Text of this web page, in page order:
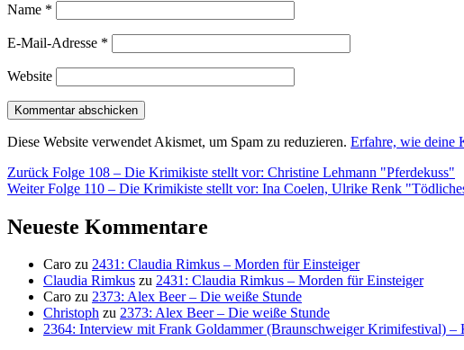
Name *
E-Mail-Adresse *
Website
Diese Website verwendet Akismet, um Spam zu reduzieren. Erfahre, wie deine
Beitragsnavigation
Zurück Vorheriger
Beitrag:
Folge 108 – Die Krimikiste stellt vor: Christine Lehmann "Pferdekuss"
Weiter Nächster
Folge 110 – Die Krimikiste stellt vor: Ina Coelen, Ulrike Renk
Neueste Kommentare
Caro zu 2431: Claudia Rimkus – Morden für Einsteiger
Claudia Rimkus zu 2431: Claudia Rimkus – Morden für Einsteiger
Caro zu 2373: Alex Beer – Die weiße Stunde
Christoph zu 2373: Alex Beer – Die weiße Stunde
2364: Interview mit Frank Goldammer (Braunschweiger Krimifestival) –